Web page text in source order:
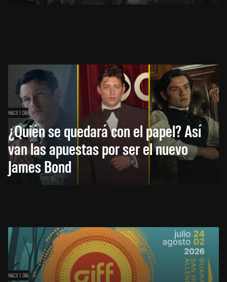
HACE 1 DÍA
¿Quién se quedará con el papel? Así
van las apuestas por ser el nuevo
James Bond
HACE 1 DÍA